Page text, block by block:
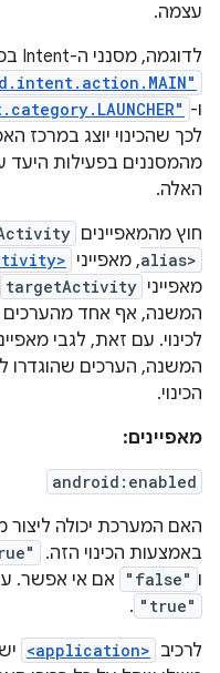
עצמה.
לדוגמה, מסנני ה-Intent בכינוי עשויים לציין את הדגלים
ו-
לכך שהכינוי יוצג במרכז
מהמסננים בפעילות
האלה.
חוץ מהמאפיינים
alias>, מאפייני
מאפייני targetActivity
המשנה, אף אחד מהערכים
לכינוי. עם זאת, לגבי
המשנה, הערכים שהוגדרו
הכינוי.
מאפיינים:
android:enabled
האם המערכת יכולה ליצור
באמצעות הכינוי הזה.
ו "false" אם אי אפשר.
"true"
.
לרכיב <application>